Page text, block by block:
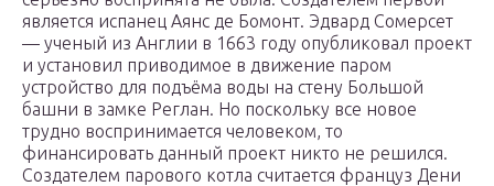
является испанец Аянс де Бомонт. Эдвард Сомерсет
— ученый из Англии в 1663 году опубликовал проект
и установил приводимое в движение паром
устройство для подъёма воды на стену Большой
башни в замке Реглан. Но поскольку все новое
трудно воспринимается человеком, то
финансировать данный проект никто не решился.
Создателем парового котла считается француз Дени